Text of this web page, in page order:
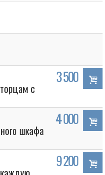
с
3 500
шкафа
4 000
9 200